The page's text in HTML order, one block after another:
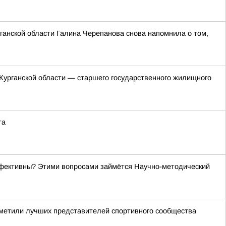
области Галина Черепанова снова напомнила о том,
области — старшего государственного жилищного
Этими вопросами займётся Научно-методический
лучших представителей спортивного сообщества